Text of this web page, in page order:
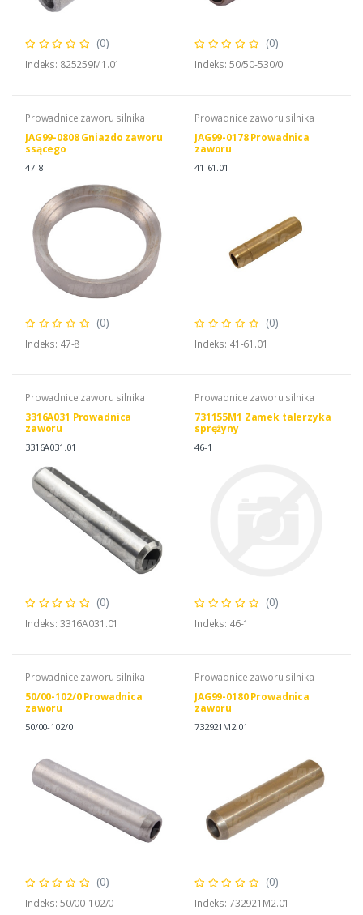
(0)
Indeks: 825259M1.01
(0)
Indeks: 50/50-530/0
Prowadnice zaworu silnika
JAG99-0808 Gniazdo zaworu
ssącego
47-8
(0)
Indeks: 47-8
Prowadnice zaworu silnika
JAG99-0178 Prowadnica
zaworu
41-61.01
(0)
Indeks: 41-61.01
Prowadnice zaworu silnika
3316A031 Prowadnica
zaworu
3316A031.01
(0)
Indeks: 3316A031.01
Prowadnice zaworu silnika
731155M1 Zamek talerzyka
sprężyny
46-1
(0)
Indeks: 46-1
Prowadnice zaworu silnika
50/00-102/0 Prowadnica
zaworu
50/00-102/0
(0)
Indeks: 50/00-102/0
Prowadnice zaworu silnika
JAG99-0180 Prowadnica
zaworu
732921M2.01
(0)
Indeks: 732921M2.01